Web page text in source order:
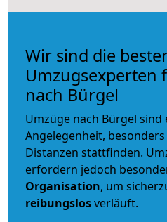
Wir sind die
Umzugsexperten
nach Bürgel
Umzüge nach Bürgel sind
Angelegenheit,
Distanzen stattfinden.
erfordern jedoch
Organisation, um
reibungslosverläuft.